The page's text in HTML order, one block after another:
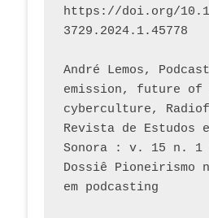
https://doi.org/
3729.2024.1.45778
André Lemos,
emission, future of
cyberculture,
Revista de Estudos
Sonora : v. 15 n. 1
Dossiê Pioneirismo
em podcasting